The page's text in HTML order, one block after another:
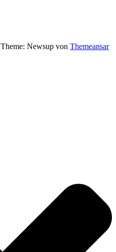
Theme: Newsup von Themeansar